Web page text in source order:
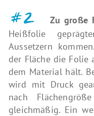
#2 Zu große
Heißfolie
Aussetzern
der Fläche die Folie
dem Material hält.
wird mit Druck
nach
gleichmäßig. Ein